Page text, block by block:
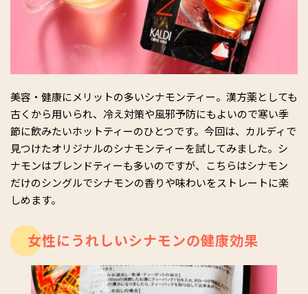
美容・健康にメリットの多いシナモンティー。漢方薬としても
古くから用いられ、冷え対策や風邪予防にもよいので寒い季
節に飲みたいホットティーのひとつです。今回は、カルディで
見つけたオリジナルのシナモンティーを試してみました。シ
ナモンはブレンドティーも多いのですが、こちらはシナモン
だけのシングルでシナモンの香りや味わいをストレートに楽
しめます。
女性にうれしいシナモンの健康効果